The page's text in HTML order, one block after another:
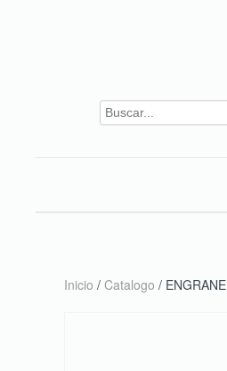
Inicio / Catalogo / ENGRANE